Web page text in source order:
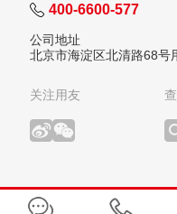
400-6600-577
公司地址
北京市海淀区北清路68号
关注用友
版权所有：